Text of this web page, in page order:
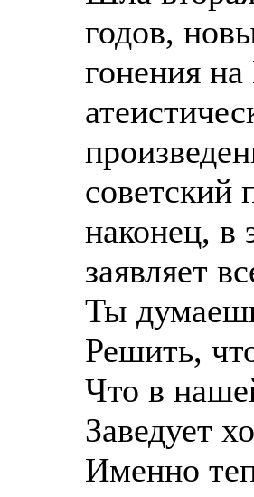
годов,
гонения
советский
наконец, в
заявляет
Ты
Решить,
Что в
Заведует
Именно